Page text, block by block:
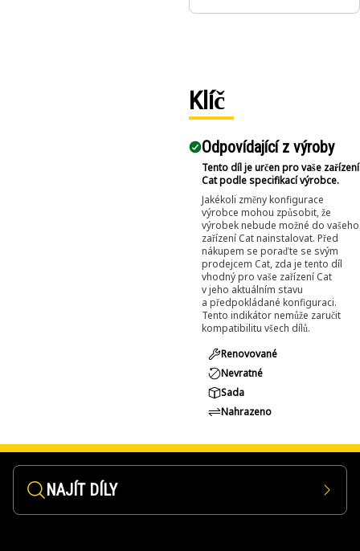
Klíč
Odpovídající z výroby
Tento díl je určen pro vaše zařízení
Cat podle specifikací výrobce.
Jakékoli změny konfigurace
výrobce mohou způsobit, že
výrobek nebude možné do vašeho
zařízení Cat nainstalovat. Před
nákupem se poraďte se svým
prodejcem Cat, zda je tento díl
vhodný pro vaše zařízení Cat
v jeho aktuálním stavu
a předpokládané konfiguraci.
Tento indikátor nemůže zaručit
kompatibilitu všech dílů.
Renovované
Nevratné
Sada
Nahrazeno
NAJÍT DÍLY